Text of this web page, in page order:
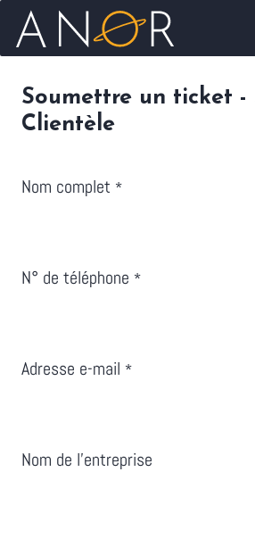
Se rendre au contenu
Soumettre un ticket -
Clientèle
Nom complet *
N° de téléphone *
Adresse e-mail *
Nom de l’entreprise